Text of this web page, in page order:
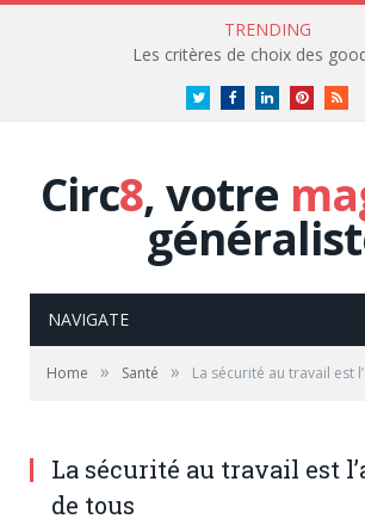
TRENDING
Les critères de choix des
TwitterFacebookLinkedInPinterestRSS
Circ8, votre
NAVIGATE
Home » Santé » La sécurité au travail est
La sécurité au travail est
de tous